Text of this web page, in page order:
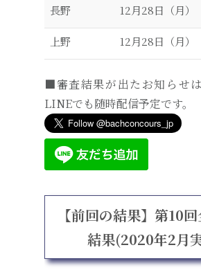
長野 12月28日（月）
上野 12月28日（月）
■審査結果が出たお知らせ
LINEでも随時配信予定です。
【前回の結果】第10
結果(2020年2月